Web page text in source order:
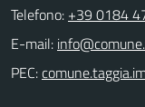
Telefono: +39 0184
E-mail:
PEC: